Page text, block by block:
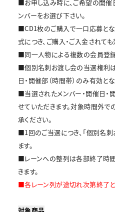
■お申し込み時に、ご希望の開催
ンバーをお選び下さい。
■CD1枚のご購入で一口応募とな
式につき、ご購入・ご入金されて
■同一人物による複数の会員登録
■個別名刺お渡し会の当選権利は
日・開催部（時間帯）のみ有効とな
■当選されたメンバー・開催日・
せていただきます。対象時間外で
承ください。
■1回のご当選につき、「個別名
ます。
■レーンへの整列は各部終了時
きます。
■各レーン列が途切れ次第終了と